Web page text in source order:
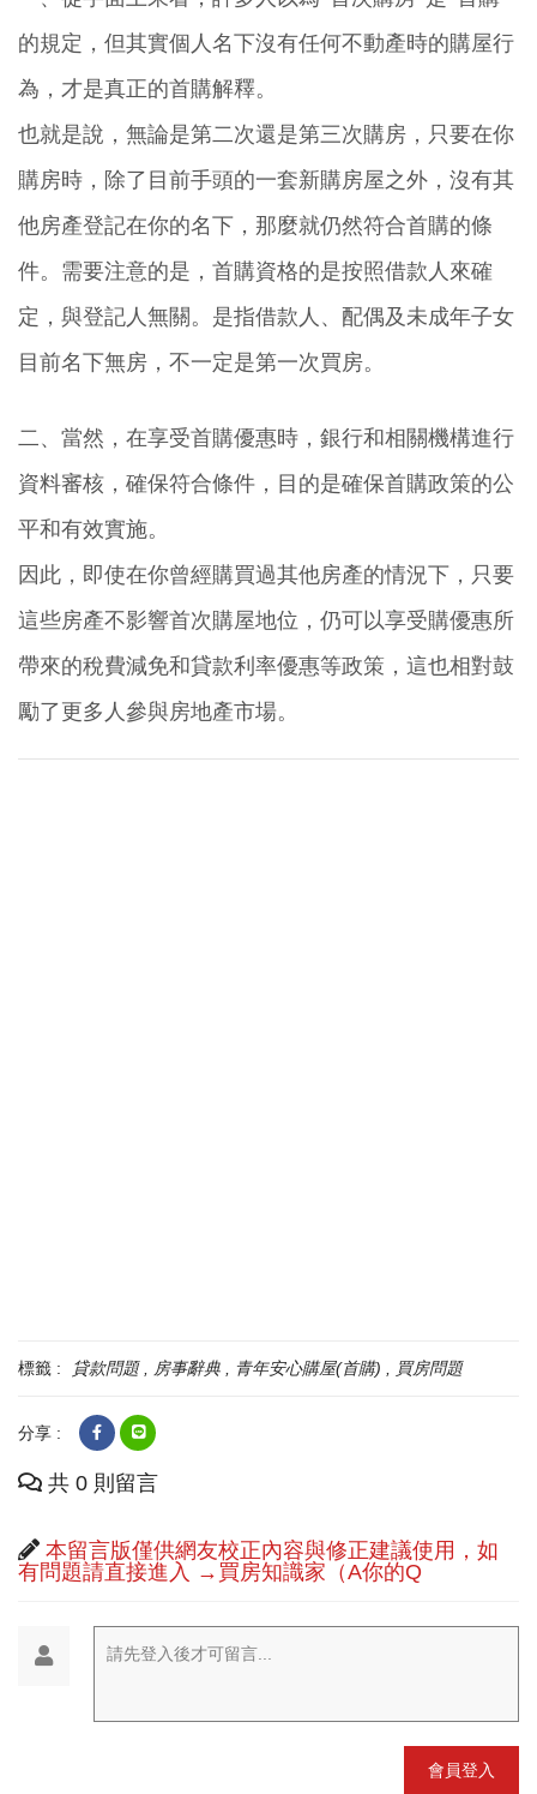
的規定，但其實個人名下沒有任何不動產時的購屋行
為，才是真正的首購解釋。
也就是說，無論是第二次還是第三次購房，只要在你
購房時，除了目前手頭的一套新購房屋之外，沒有其
他房產登記在你的名下，那麼就仍然符合首購的條
件。需要注意的是，首購資格的是按照借款人來確
定，與登記人無關。是指借款人、配偶及未成年子女
目前名下無房，不一定是第一次買房。
二、當然，在享受首購優惠時， 銀行和相關機構進行
資料審核，確保符合條件，目的是確保首購政策的公
平和有效實施。
因此，即使在你曾經購買過其他房產的情況下，只要
這些房產不影響首次購屋地位，仍可以享受購優惠所
帶來的稅費減免和貸款利率優惠等政策，這也相對鼓
勵了更多人參與房地產市場。
標籤 : 貸款問題 房事辭典 青年安心購屋(首購) 買房問題
分享 :
共 0 則留言
本留言版僅供網友校正內容與修正建議使用，如
有問題請直接進入 →買房知識家（A你的Q
請先登入後才可留言...
會員登入